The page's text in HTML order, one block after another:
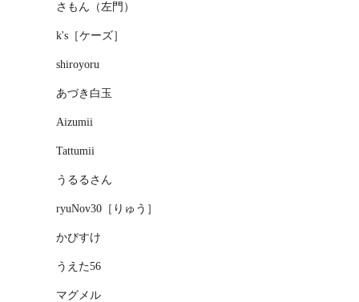
さもん（左門）
k's［ケーズ］
shiroyoru
あづき白玉
Aizumii
Tattumii
うるるさん
ryuNov30［りゅう］
かびすけ
うえた56
マグメル